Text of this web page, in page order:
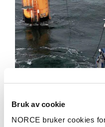
Bruk av cookie
NORCE bruker cookies